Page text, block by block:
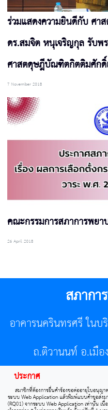
ร่วมแสดงความยินดีกับ ศา
ดร.สมจิต หนุเจริญกุล รับ
ศาสตดุษฎีบัณฑิตกิตติมศักดิ์
7 November 2018
คณะกรรมการสภาการพย
26 April 2018
สภากา
อาคารนครินทรศรี ในบ
ถ.ติวานนท์ อ.เมื
โทรศัพท์ 02-596-7500 โ
ประกาศ
สมาชิกที่ต้องการยื่นคำร้องขอต่ออายุใบอนุญ
ระบบ Web Application แล้วพิมพ์แบบคำขอส่ง
(RQ01) จากระบบ Web Application เท่านั้น เนื่